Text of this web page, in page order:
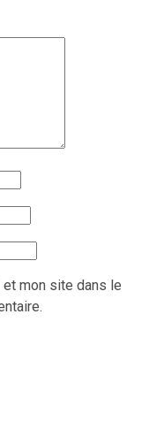
et mon site dans le